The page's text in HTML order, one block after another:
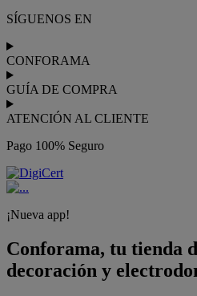
SÍGUENOS EN
CONFORAMA
GUÍA DE COMPRA
ATENCIÓN AL CLIENTE
Pago 100% Seguro
¡Nueva app!
Conforama, tu tienda
decoración y